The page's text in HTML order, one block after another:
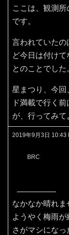
ここは、観測
です。
言われていたの
ど今日は付け
とのことでした
星まつり、今回
ド満載で行く
が、行ってみて
2019年9月3日 10:43
BRC
なかなか晴れま
ようやく梅雨
さがマシにな